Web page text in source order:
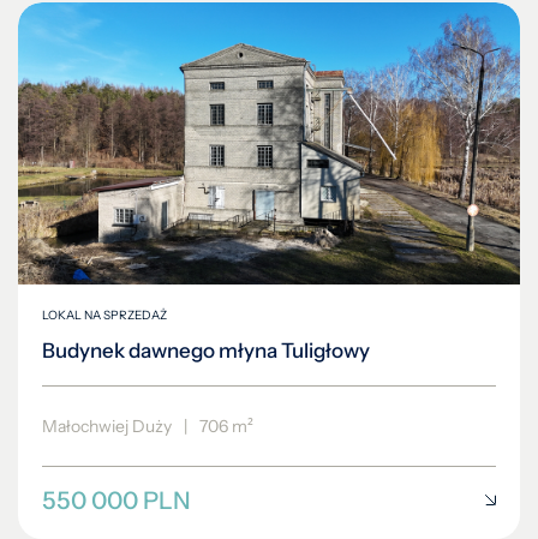
LOKAL NA SPRZEDAŻ
Budynek dawnego młyna Tuligłowy
Małochwiej Duży | 706 m²
550 000 PLN